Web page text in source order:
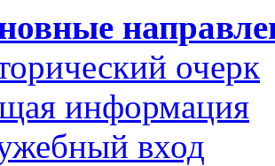
очерк
информация
вход